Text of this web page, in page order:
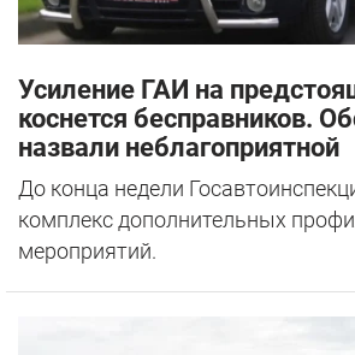
Усиление ГАИ на
коснется бесправников.
назвали неблагоприятной
До конца недели
комплекс дополнительных
мероприятий.